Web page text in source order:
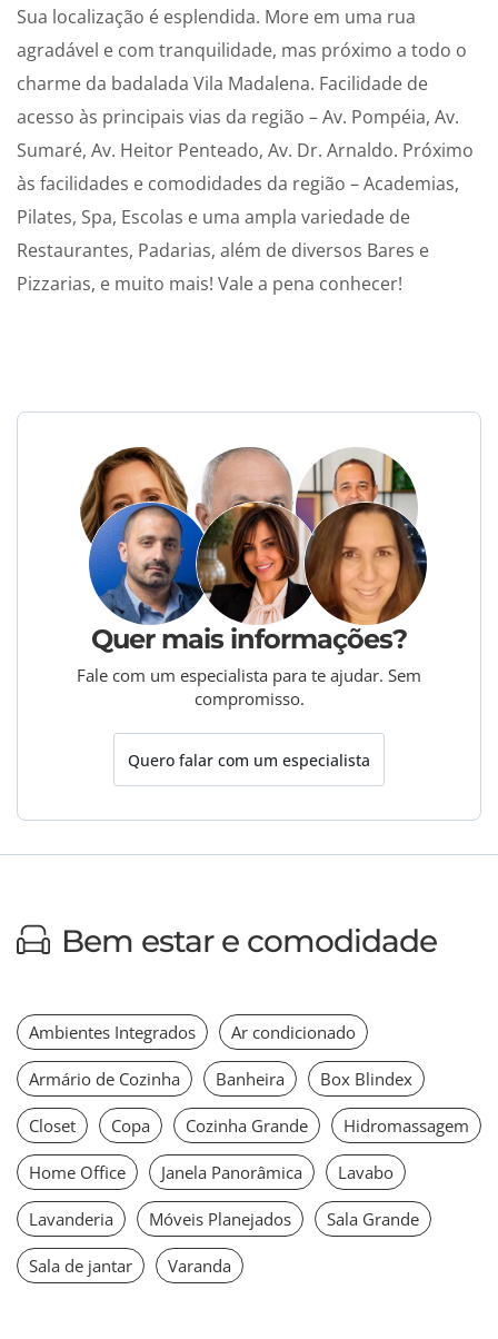
Sua localização é esplendida. More em uma rua
agradável e com tranquilidade, mas próximo a todo o
charme da badalada Vila Madalena. Facilidade de
acesso às principais vias da região – Av. Pompéia, Av.
Sumaré, Av. Heitor Penteado, Av. Dr. Arnaldo. Próximo
às facilidades e comodidades da região – Academias,
Pilates, Spa, Escolas e uma ampla variedade de
Restaurantes, Padarias, além de diversos Bares e
Pizzarias, e muito mais! Vale a pena conhecer!
Quer mais informações?
Fale com um especialista para te ajudar. Sem
compromisso.
Quero falar com um especialista
Bem estar e comodidade
Ambientes Integrados Ar condicionado
Armário de Cozinha Banheira Box Blindex
Closet Copa Cozinha Grande Hidromassagem
Home Office Janela Panorâmica Lavabo
Lavanderia Móveis Planejados Sala Grande
Sala de jantar Varanda